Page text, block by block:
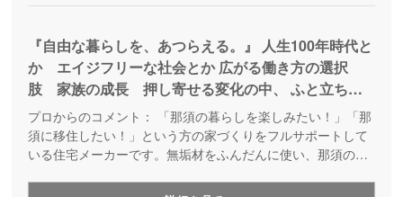
『自由な暮らしを、あつらえる。』 人生100年時代と
か エイジフリーな社会とか 広がる働き方の選択
肢 家族の成長 押し寄せる変化の中、 ふと立ち止
まり考える自分自身の「生き方」。 「人生を楽しむ
ってなんだろう」 そんなライフ・シフトのはじまり
に わたしたちall in houseは「住む」を通じて、 ここ
プロからのコメント：
「那須の暮らしを楽しみたい！」「那
須に移住したい！」という方の家づくりをフルサポートして
いる住宅メーカーです。無垢材をふんだんに使い、那須の自
す。家づくりコーディネーターと設計士が、理想の家を実現